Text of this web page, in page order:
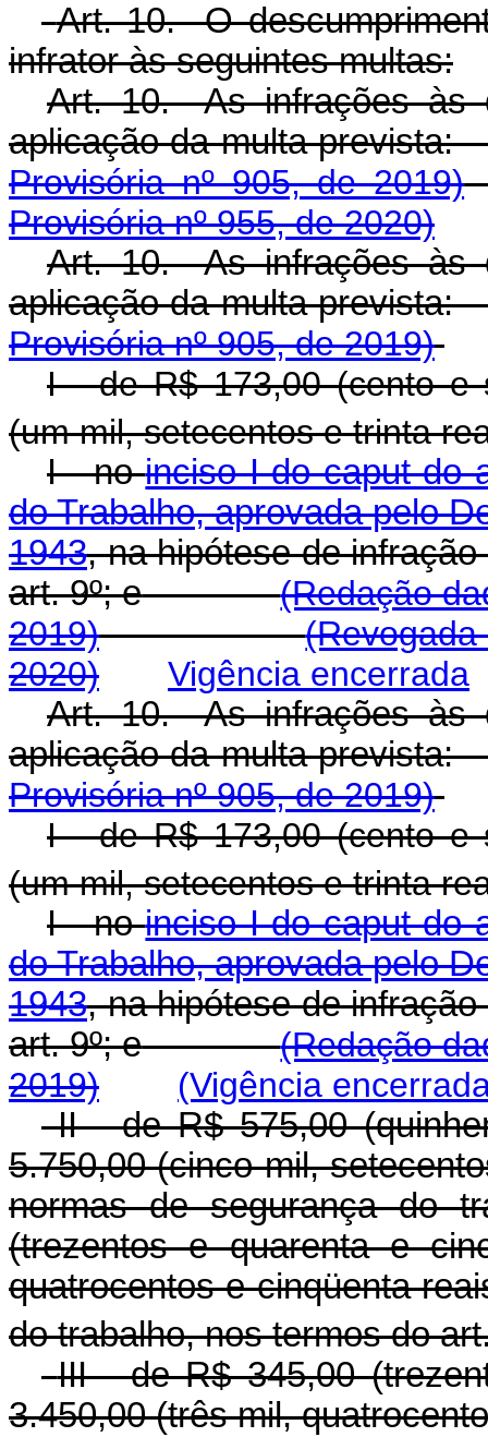
Art. 10. O
infrator às seguintes multas:
Art. 10. As infrações às
aplicação da multa
Provisória nº 905, de 2019)
Provisória nº 955, de 2020)
Art. 10. As infrações às
aplicação da multa
Provisória nº 905, de 2019)
I - de R$ 173,00 (cento e
(um mil, setecentos e trinta
I - noinciso I do caput do
do Trabalho, aprovada pelo
1943, na hipótese de
art. 9º; e
(Redação
2019)
2020)
Vigência encerrada
Art. 10. As infrações às
aplicação da multa
Provisória nº 905, de 2019)
I - de R$ 173,00 (cento e
(um mil, setecentos e trinta
I - noinciso I do caput do
do Trabalho, aprovada pelo
1943, na hipótese de
art. 9º; e
(Redação
2019)
(Vigência
II - de R$ 575,00
5.750,00 (cinco mil,
normas de segurança do
(trezentos e quarenta e
quatrocentos e cinqüenta
do trabalho, nos termos do
III - de R$ 345,00
3.450,00 (três mil,